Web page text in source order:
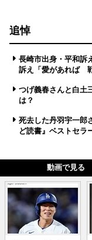
追悼
長崎市出身・平和訴
訴え「愛があれば
つげ義春さんと白土
は？
死去した丹羽宇一郎
ど読書』ベストセラ
動画で見る